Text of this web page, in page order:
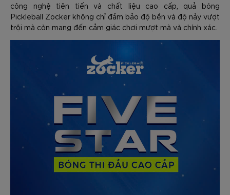
công nghệ tiên tiến và chất liệu cao cấp, quả bóng
Pickleball Zocker không chỉ đảm bảo độ bền và độ nảy vượt
trội mà còn mang đến cảm giác chơi mượt mà và chính xác.